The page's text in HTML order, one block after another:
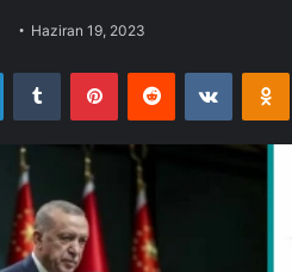
Haziran 19, 2023
LinkedInTumblr PinterestReddit